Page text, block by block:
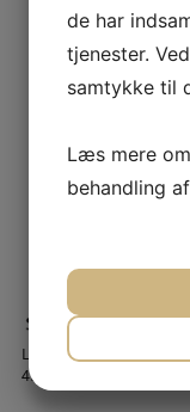
Lindstrømsvej 2
4941 Bandholm
de har
tjenester.
samtykke til
Læs mere
behandling